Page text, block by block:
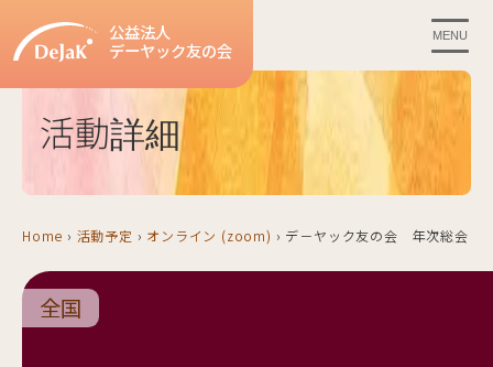
公益法人
デーヤック友の会
MENU
活動詳細
Home › 活動予定 › オンライン (zoom) › デ－ヤック友の会 年次総会
全国